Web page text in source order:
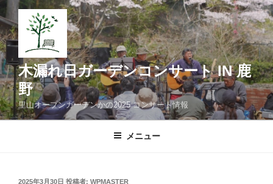
ン
テ
ン
ツ
へ
ス
キ
ッ
木漏れ日ガーデンコンサート IN 鹿
野
里山オープンガーデンかの2025 コンサート情報
メニュー
投
2025年3月30日 投稿者: WPMASTER